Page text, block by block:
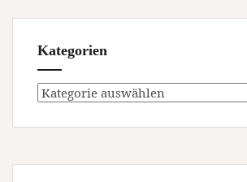
Kategorien
Kategorien